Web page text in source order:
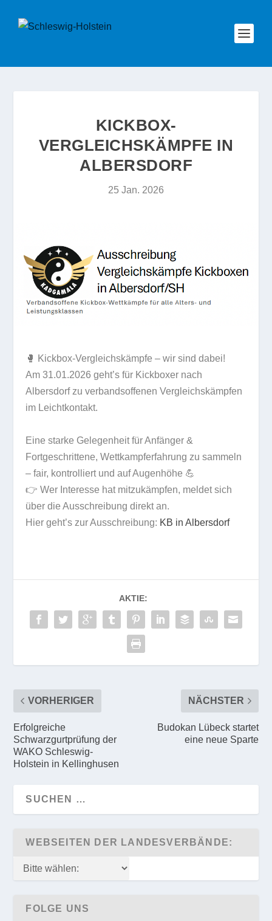
KICKBOX-
VERGLEICHSKÄMPFE IN
ALBERSDORF
25 Jan. 2026
🥊 Kickbox-Vergleichskämpfe – wir sind dabei!
Am 31.01.2026 geht’s für Kickboxer nach
Albersdorf zu verbandsoffenen Vergleichskämpfen
im Leichtkontakt.
Eine starke Gelegenheit für Anfänger &
Fortgeschrittene, Wettkampferfahrung zu sammeln
– fair, kontrolliert und auf Augenhöhe 💪
👉 Wer Interesse hat mitzukämpfen, meldet sich
über die Ausschreibung direkt an.
Hier geht’s zur Ausschreibung: KB in Albersdorf
AKTIE:
VORHERIGER
Erfolgreiche
Schwarzgurtprüfung der
WAKO Schleswig-
Holstein in Kellinghusen
NÄCHSTER
Budokan Lübeck startet
eine neue Sparte
WEBSEITEN DER LANDESVERBÄNDE:
FOLGE UNS